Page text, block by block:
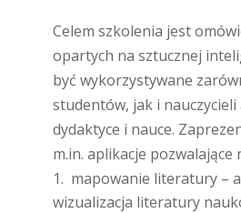
Celem szkolenia jest
opartych na sztucznej
być wykorzystywane
studentów, jak i nauczycieli
dydaktyce i nauce.
m.in. aplikacje pozwalające
mapowanie literatury –
wizualizacja literatury